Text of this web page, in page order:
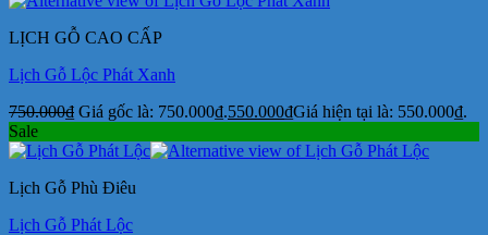
LỊCH GỖ CAO CẤP
Lịch Gỗ Lộc Phát Xanh
750.000₫ Giá gốc là: 750.000₫.550.000₫Giá hiện tại là: 550.000₫.
Sale
Lịch Gỗ Phù Điêu
Lịch Gỗ Phát Lộc